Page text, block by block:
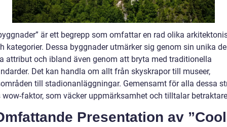
är ett begrepp som omfattar en rad olika
kategorier. Dessa byggnader utmärker sig genom sin unika
attribut och ibland även genom att bryta med traditionella
Det kan handla om allt från skyskrapor till museer,
till stadionanläggningar. Gemensamt för alla dessa
wow-faktor, som väcker uppmärksamhet och tilltalar
Presentation av